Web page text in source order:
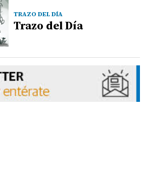
TRAZO DEL DÍA
Trazo del Día